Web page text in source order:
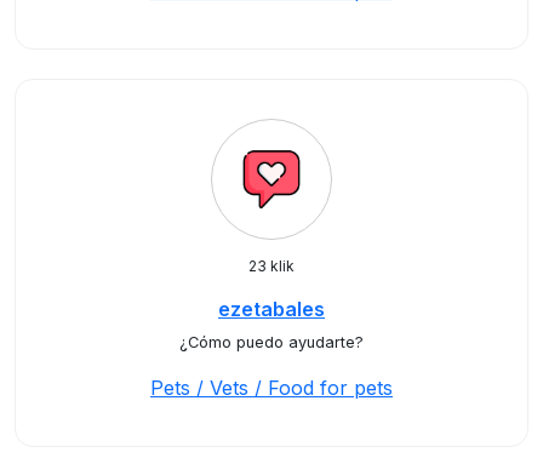
23 klik
ezetabales
¿Cómo puedo ayudarte?
Pets / Vets / Food for pets